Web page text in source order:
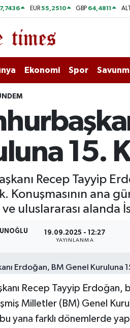
EUR55,2510 GBP 64,4811
Ekonomi Spor
15.
Recep Tayyip
Konuşmasının ana
ve uluslararası alanda
19.09.2025 - 12:27
YAYINLANMA
Recep Tayyip
Milletler (BM) Genel
yana farklı dönemlerde
ve Fikstür